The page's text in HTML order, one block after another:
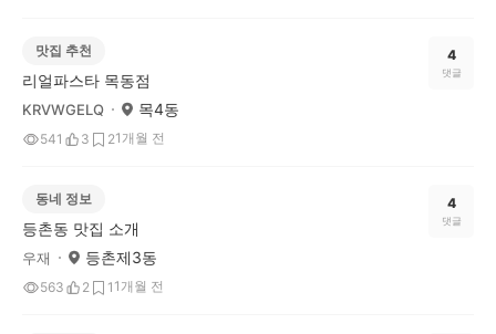
맛집 추천
리얼파스타 목동점
KRVWGELQ 목4동
541 3 21개월 전
4
댓글
동네 정보
등촌동 맛집 소개
우재 등촌제3동
563 2 1 1개월 전
4
댓글